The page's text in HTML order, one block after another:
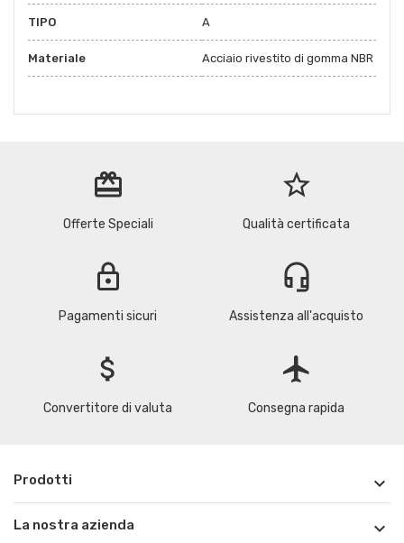
TIPO A
Materiale Acciaio rivestito di gomma NBR
redeem
Offerte Speciali
star_border
Qualità certificata
lock
Pagamenti sicuri
headset_mic
Assistenza all'acquisto
attach_money
Convertitore di valuta
flight
Consegna rapida
Prodotti 
La nostra azienda 